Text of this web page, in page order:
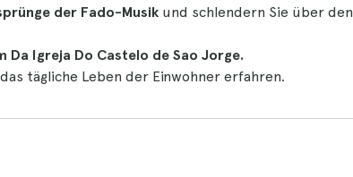
der Fado-Musik und schlendern Sie über den
Da Igreja Do Castelo de Sao Jorge.
tägliche Leben der Einwohner erfahren.